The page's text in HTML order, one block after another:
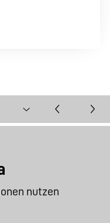
nutzen